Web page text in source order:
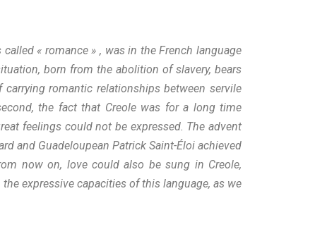
« romance » , was in the French language
born from the abolition of slavery, bears
romantic relationships between servile
the fact that Creole was for a long time
feelings could not be expressed. The advent
and Guadeloupean Patrick Saint-Éloi achieved
now on, love could also be sung in Creole,
expressive capacities of this language, as we